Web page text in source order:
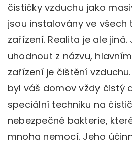
čističky vzduchu jako
jsou instalovány ve
zařízení. Realita je ale
uhodnout z názvu,
zařízení je čištění
byl váš domov vždy čistý
speciální techniku ​​na
nebezpečné bakterie,
mnoha nemocí. Jeho